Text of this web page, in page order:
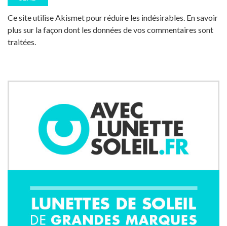
Ce site utilise Akismet pour réduire les indésirables. En savoir
plus sur la façon dont les données de vos commentaires sont
traitées.